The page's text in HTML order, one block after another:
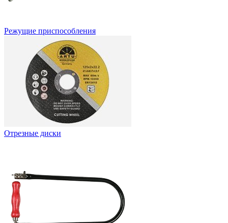
Режущие приспособления
Отрезные диски